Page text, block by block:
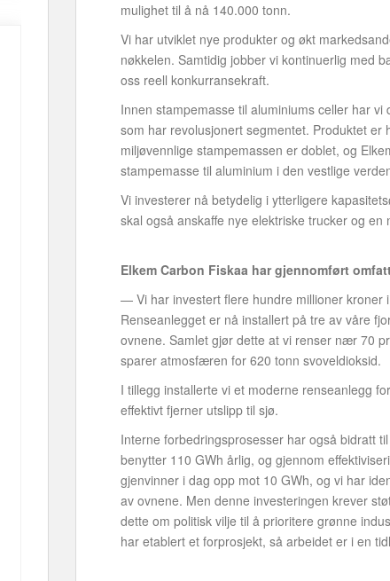
mulighet til å nå 140.000 tonn.
Vi har utviklet nye produkter og økt
nøkkelen. Samtidig jobber vi kontinuerlig med
oss reell konkurransekraft.
Innen stampemasse til aluminiums celler har
som har revolusjonert segmentet. Produktet
miljøvennlige stampemassen er doblet, og
stampemasse til aluminium i den vestlige
Vi investerer nå betydelig i ytterligere
skal også anskaffe nye elektriske trucker og
Elkem Carbon Fiskaa har gjennomført
— Vi har investert flere hundre millioner kroner
Renseanlegget er nå installert på tre av våre
ovnene. Samlet gjør dette at vi renser nær 70
sparer atmosfæren for 620 tonn svoveldioksid.
I tillegg installerte vi et moderne renseanlegg
effektivt fjerner utslipp til sjø.
Interne forbedringsprosesser har også bidratt
benytter 110 GWh årlig, og gjennom
gjenvinner i dag opp mot 10 GWh, og vi har
av ovnene. Men denne investeringen krever
dette om politisk vilje til å prioritere grønne
har etablert et forprosjekt, så arbeidet er i en